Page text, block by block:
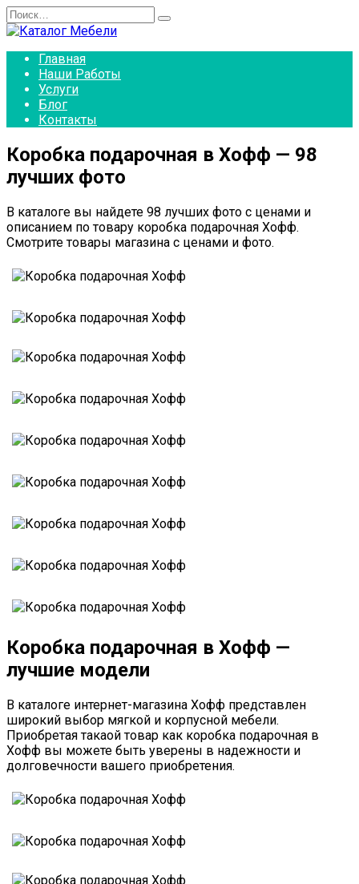
Перейти
к
Search
for:
Главная
Наши Работы
Услуги
Блог
Контакты
Коробка подарочная в Хофф — 98
лучших фото
В каталоге вы найдете 98 лучших фото с ценами и
описанием по товару коробка подарочная Хофф.
Смотрите товары магазина с ценами и фото.
Коробка подарочная в Хофф —
лучшие модели
В каталоге интернет-магазина Хофф представлен
широкий выбор мягкой и корпусной мебели.
Приобретая такаой товар как коробка подарочная в
Хофф вы можете быть уверены в надежности и
долговечности вашего приобретения.